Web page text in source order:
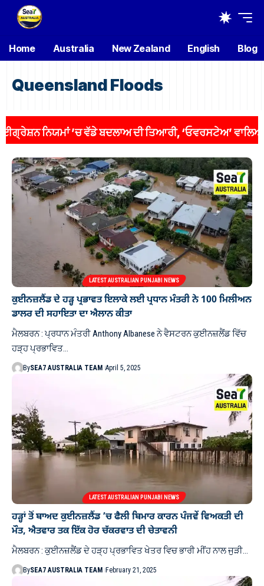
Home Australia New Zealand English Blog
Queensland Floods
’ਚ ਵੱਡੇ ਬਦਲਾਅ ਦੀ ਤਿਆਰੀ, ‘ਓਵਰਸਟੇਅ’ ਵਾਲਿਆਂ ’ਤੇ
LATEST AUSTRALIAN PUNJABI NEWS
ਕੁਈਨਜ਼ਲੈਂਡ ਦੇ ਹੜ੍ਹ ਪ੍ਰਭਾਵਤ ਇਲਾਕੇ ਲਈ ਪ੍ਰਧਾਨ ਮੰਤਰੀ ਨੇ 100 ਮਿਲੀਅਨ
ਡਾਲਰ ਦੀ ਸਹਾਇਤਾ ਦਾ ਐਲਾਨ ਕੀਤਾ
ਮੈਲਬਰਨ : ਪ੍ਰਧਾਨ ਮੰਤਰੀ Anthony Albanese ਨੇ ਵੈਸਟਰਨ ਕੁਈਨਜ਼ਲੈਂਡ ਵਿੱਚ
ਹੜ੍ਹ ਪ੍ਰਭਾਵਿਤ…
BySEA7 AUSTRALIA TEAM April 5, 2025
LATEST AUSTRALIAN PUNJABI NEWS
ਹੜ੍ਹਾਂ ਤੋਂ ਬਾਅਦ ਕੁਈਨਜ਼ਲੈਂਡ ’ਚ ਫੈਲੀ ਬਿਮਾਰ ਕਾਰਨ ਪੰਜਵੇਂ ਵਿਅਕਤੀ ਦੀ
ਮੌਤ, ਐਤਵਾਰ ਤਕ ਇੱਕ ਹੋਰ ਚੱਕਰਵਾਤ ਦੀ ਚੇਤਾਵਨੀ
ਮੈਲਬਰਨ : ਕੁਈਨਜ਼ਲੈਂਡ ਦੇ ਹੜ੍ਹ ਪ੍ਰਭਾਵਿਤ ਖੇਤਰ ਵਿਚ ਭਾਰੀ ਮੀਂਹ ਨਾਲ ਜੁੜੀ…
BySEA7 AUSTRALIA TEAM February 21, 2025